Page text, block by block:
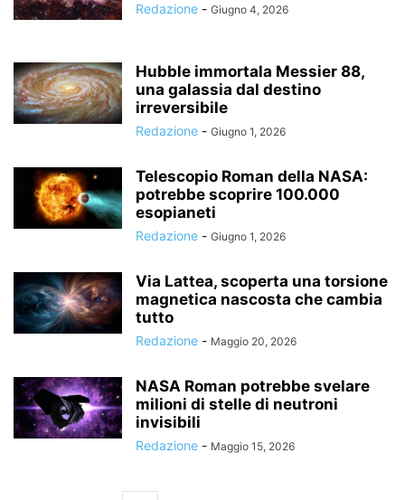
Redazione - Giugno 4, 2026
Hubble immortala Messier 88,
una galassia dal destino
irreversibile
Redazione - Giugno 1, 2026
Telescopio Roman della NASA:
potrebbe scoprire 100.000
esopianeti
Redazione - Giugno 1, 2026
Via Lattea, scoperta una torsione
magnetica nascosta che cambia
tutto
Redazione - Maggio 20, 2026
NASA Roman potrebbe svelare
milioni di stelle di neutroni
invisibili
Redazione - Maggio 15, 2026